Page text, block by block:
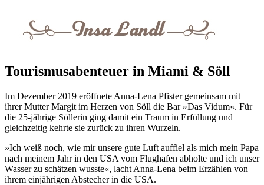
Tourismusabenteuer in Miami & Söll
Im Dezember 2019 eröffnete Anna-Lena Pfister gemeinsam mit
ihrer Mutter Margit im Herzen von Söll die Bar »Das Vidum«. Für
die 25-jährige Söllerin ging damit ein Traum in Erfüllung und
gleichzeitig kehrte sie zurück zu ihren Wurzeln.
»Ich weiß noch, wie mir unsere gute Luft auffiel als mich mein Papa
nach meinem Jahr in den USA vom Flughafen abholte und ich unser
Wasser zu schätzen wusste«, lacht Anna-Lena beim Erzählen von
ihrem einjährigen Abstecher in die USA.